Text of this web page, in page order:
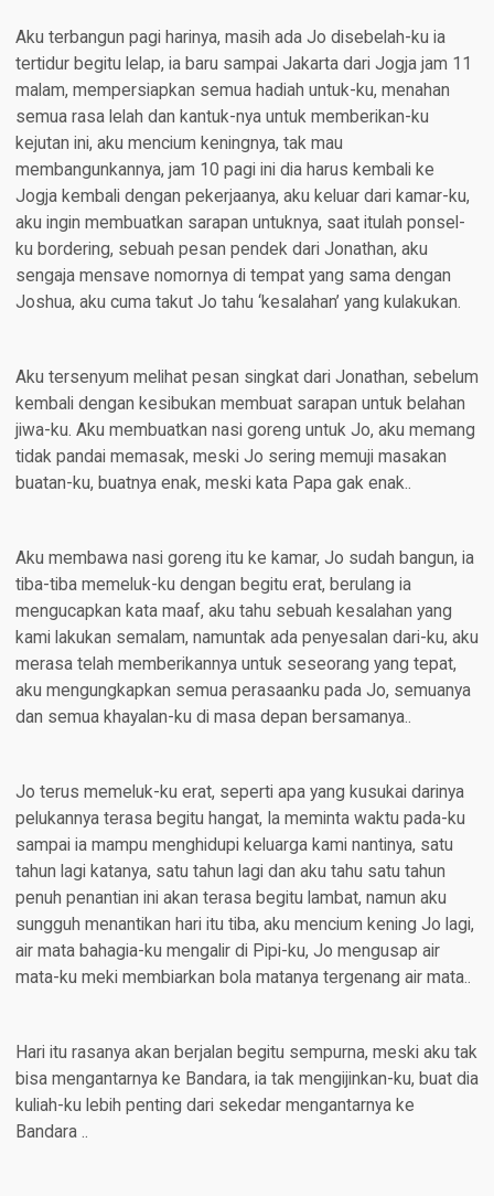
Aku terbangun pagi harinya, masih ada Jo disebelah-ku ia
tertidur begitu lelap, ia baru sampai Jakarta dari Jogja jam 11
malam, mempersiapkan semua hadiah untuk-ku, menahan
semua rasa lelah dan kantuk-nya untuk memberikan-ku
kejutan ini, aku mencium keningnya, tak mau
membangunkannya, jam 10 pagi ini dia harus kembali ke
Jogja kembali dengan pekerjaanya, aku keluar dari kamar-ku,
aku ingin membuatkan sarapan untuknya, saat itulah ponsel-
ku bordering, sebuah pesan pendek dari Jonathan, aku
sengaja mensave nomornya di tempat yang sama dengan
Joshua, aku cuma takut Jo tahu ‘kesalahan’ yang kulakukan.
Aku tersenyum melihat pesan singkat dari Jonathan, sebelum
kembali dengan kesibukan membuat sarapan untuk belahan
jiwa-ku. Aku membuatkan nasi goreng untuk Jo, aku memang
tidak pandai memasak, meski Jo sering memuji masakan
buatan-ku, buatnya enak, meski kata Papa gak enak..
Aku membawa nasi goreng itu ke kamar, Jo sudah bangun, ia
tiba-tiba memeluk-ku dengan begitu erat, berulang ia
mengucapkan kata maaf, aku tahu sebuah kesalahan yang
kami lakukan semalam, namuntak ada penyesalan dari-ku, aku
merasa telah memberikannya untuk seseorang yang tepat,
aku mengungkapkan semua perasaanku pada Jo, semuanya
dan semua khayalan-ku di masa depan bersamanya..
Jo terus memeluk-ku erat, seperti apa yang kusukai darinya
pelukannya terasa begitu hangat, Ia meminta waktu pada-ku
sampai ia mampu menghidupi keluarga kami nantinya, satu
tahun lagi katanya, satu tahun lagi dan aku tahu satu tahun
penuh penantian ini akan terasa begitu lambat, namun aku
sungguh menantikan hari itu tiba, aku mencium kening Jo lagi,
air mata bahagia-ku mengalir di Pipi-ku, Jo mengusap air
mata-ku meki membiarkan bola matanya tergenang air mata..
Hari itu rasanya akan berjalan begitu sempurna, meski aku tak
bisa mengantarnya ke Bandara, ia tak mengijinkan-ku, buat dia
kuliah-ku lebih penting dari sekedar mengantarnya ke
Bandara ..